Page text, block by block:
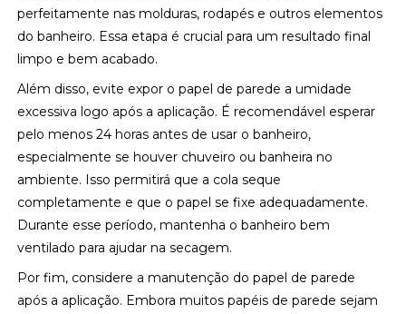
perfeitamente nas molduras, rodapés e outros elementos
do banheiro. Essa etapa é crucial para um resultado final
limpo e bem acabado.
Além disso, evite expor o papel de parede a umidade
excessiva logo após a aplicação. É recomendável esperar
pelo menos 24 horas antes de usar o banheiro,
especialmente se houver chuveiro ou banheira no
ambiente. Isso permitirá que a cola seque
completamente e que o papel se fixe adequadamente.
Durante esse período, mantenha o banheiro bem
ventilado para ajudar na secagem.
Por fim, considere a manutenção do papel de parede
após a aplicação. Embora muitos papéis de parede sejam